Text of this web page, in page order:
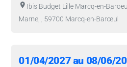
room Ibis Budget Lille Marcq-en-
Marne, , 59700 Marcq-en-Barœul
01/04/2027 au 08/06/